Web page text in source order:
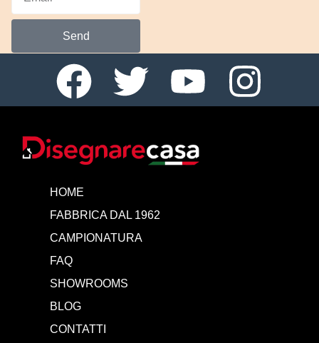
Send
HOME
FABBRICA DAL 1962
CAMPIONATURA
FAQ
SHOWROOMS
BLOG
CONTATTI